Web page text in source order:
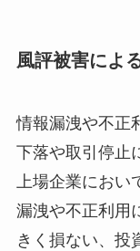
風評被害によ
情報漏洩や不正
下落や取引停止
上場企業におい
漏洩や不正利用
きく損ない、投